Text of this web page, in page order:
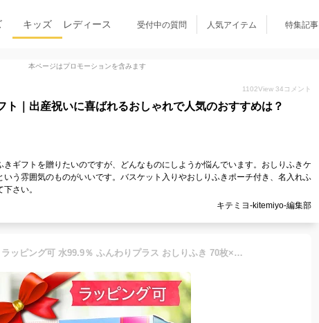
キッズ レディース 受付中の質問 人気アイテム 特集記事
本ページはプロモーションを含みます
1102View 34 コメント
ト｜出産祝いに喜ばれるおしゃれで人気のおすすめは？
ギフトを贈りたいのですが、どんなものにしようか悩んでいます。おしりふきケ
う雰囲気のものがいいです。バスケット入りやおしりふきポーチ付き、名入れふ
さい。
キテミヨ-kitemiyo-編集部
大容量でお得! ★ ラッピング可 水99.9％ ふんわりプラス おしりふき 70枚×15個パック (1050枚） 出産祝い ギフト コストコ COSTCO レック LEC 送料無料 99．9